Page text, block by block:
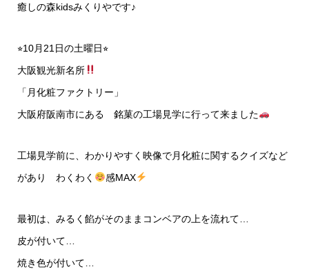
癒しの森kidsみくりやです♪
⭐︎10月21日の土曜日⭐︎
大阪観光新名所
「月化粧ファクトリー」
大阪府阪南市にある 銘菓の工場見学に行って来ました
工場見学前に、わかりやすく映像で月化粧に関するクイズなど
があり わくわく
感MAX
最初は、みるく餡がそのままコンベアの上を流れて…
皮が付いて…
焼き色が付いて…